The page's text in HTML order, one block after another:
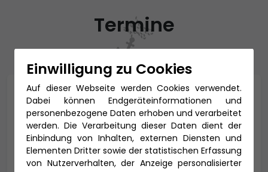
Termine
September 2026
Mo Di Mi Do Fr Sa
So
31
1 2 3 4 5 6
Einwilligung zu Cookies
Auf dieser Webseite werden Cookies verwendet.
Dabei können Endgeräteinformationen und
personenbezogene Daten erhoben und verarbeitet
werden. Die Verarbeitung dieser Daten dient der
Einbindung von Inhalten, externen Diensten und
Elementen Dritter sowie der statistischen Erfassung
von Nutzerverhalten, der Anzeige personalisierter